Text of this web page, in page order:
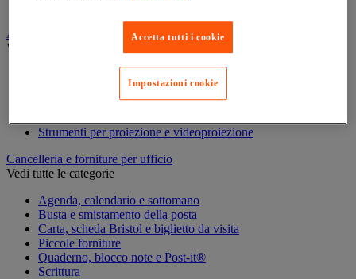
Audiovisivi
Vedi tutte le categorie
Connessione audio e video
Fotocamera, videocamera e binocolo
Strumenti per proiezione e videoproiezione
Cancelleria e forniture per ufficio
Vedi tutte le categorie
Agenda, calendario e sottomano
Busta e smistamento della posta
Carta, scheda Bristol e biglietto da visita
Piccole forniture
Quaderno, blocco note e Post-it®
Scrittura
Accetta tutti i cookie
Impostazioni cookie